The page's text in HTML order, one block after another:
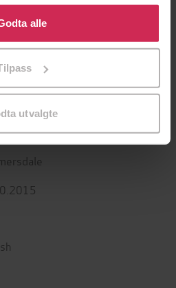
å gi oss ditt samtykke til å
formålene. Du kan også
formål ved å klikke
alle
utvalgte
(forfatter)